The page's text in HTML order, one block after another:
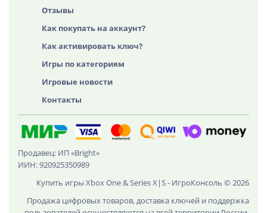
Отзывы
Как покупать на аккаунт?
Как активировать ключ?
Игры по категориям
Игровые новости
Контакты
Продавец: ИП «Bright»
ИИН: 920925350989
Купить игры Xbox One & Series X|S - ИгроКонсоль © 2026
Продажа цифровых товаров, доставка ключей и поддержка